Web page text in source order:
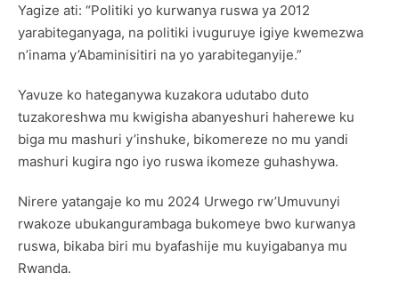
Yagize ati: “Politiki yo kurwanya ruswa ya 2012
yarabiteganyaga, na politiki ivuguruye igiye kwemezwa
n’inama y’Abaminisitiri na yo yarabiteganyije.”
Yavuze ko hateganywa kuzakora udutabo duto
tuzakoreshwa mu kwigisha abanyeshuri haherewe ku
biga mu mashuri y’inshuke, bikomereze no mu yandi
mashuri kugira ngo iyo ruswa ikomeze guhashywa.
Nirere yatangaje ko mu 2024 Urwego rw’Umuvunyi
rwakoze ubukangurambaga bukomeye bwo kurwanya
ruswa, bikaba biri mu byafashije mu kuyigabanya mu
Rwanda.